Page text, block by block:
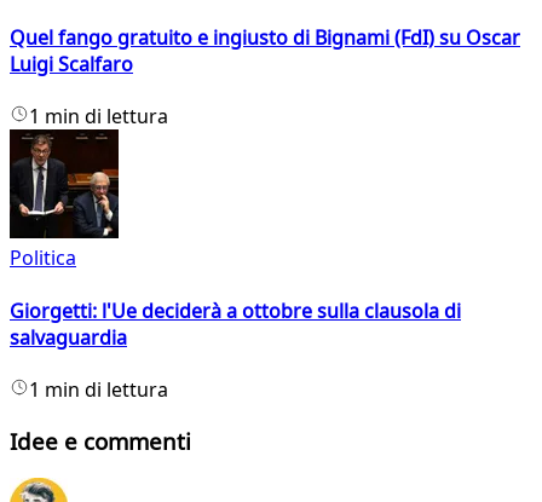
Quel fango gratuito e ingiusto di Bignami (FdI) su Oscar
Luigi Scalfaro
1 min di lettura
Politica
Giorgetti: l'Ue deciderà a ottobre sulla clausola di
salvaguardia
1 min di lettura
Idee e commenti